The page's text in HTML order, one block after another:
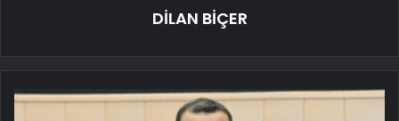
DİLAN BİÇER